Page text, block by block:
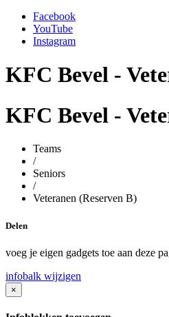
Facebook
YouTube
Instagram
KFC Bevel -
KFC Bevel -
Teams
/
Seniors
/
Veteranen (Reserven B)
Delen
voeg je eigen gadgets toe aan deze
infobalk wijzigen
×